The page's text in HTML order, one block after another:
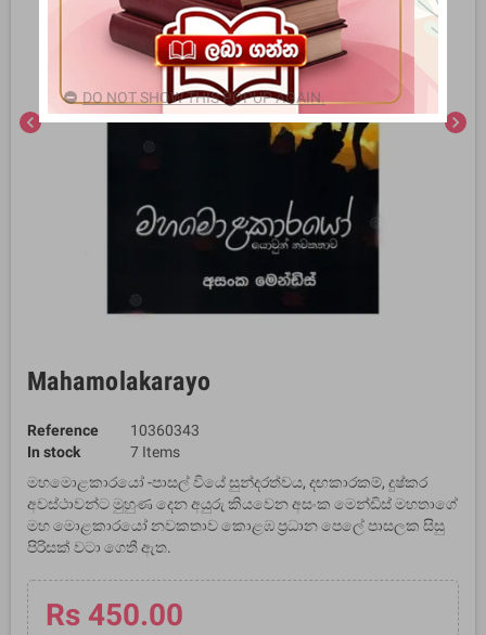
chevron_left chevron_right
Mahamolakarayo
Reference
10360343
In stock
7 Items
මහමොළකාරයෝ -පාසල් වියේ සුන්දරත්වය, දඟකාරකම්, දුෂ්කර
අවස්ථාවන්ට මුහුණ දෙන අයුරු කියවෙන අසංක මෙන්ඩිස් මහතාගේ
මහ මොළකාරයෝ නවකතාව කොළඹ ප්‍රධාන පෙලේ පාසලක සිසු
පිරිසක් වටා ගෙතී ඇත.
Rs 450.00
DO NOT SHOW THIS POPUP AGAIN.